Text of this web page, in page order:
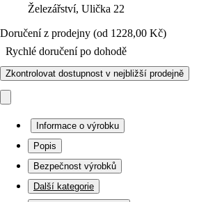
Železářství, Ulička 22
Doručení z prodejny (od 1228,00 Kč)
Rychlé doručení po dohodě
Zkontrolovat dostupnost v nejbližší prodejně
Informace o výrobku
Popis
Bezpečnost výrobků
Další kategorie